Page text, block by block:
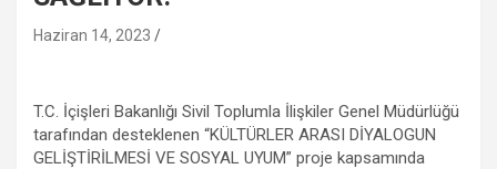
Haziran 14, 2023
T.C. İçişleri Bakanlığı Sivil Toplumla İlişkiler Genel Müdürlüğü
tarafından desteklenen “KÜLTÜRLER ARASI DİYALOGUN
GELİŞTİRİLMESİ VE SOSYAL UYUM” proje kapsamında